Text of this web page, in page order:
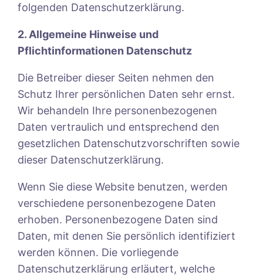
folgenden Datenschutzerklärung.
2. Allgemeine Hinweise und
Pflichtinformationen Datenschutz
Die Betreiber dieser Seiten nehmen den
Schutz Ihrer persönlichen Daten sehr ernst.
Wir behandeln Ihre personenbezogenen
Daten vertraulich und entsprechend den
gesetzlichen Datenschutzvorschriften sowie
dieser Datenschutzerklärung.
Wenn Sie diese Website benutzen, werden
verschiedene personenbezogene Daten
erhoben. Personenbezogene Daten sind
Daten, mit denen Sie persönlich identifiziert
werden können. Die vorliegende
Datenschutzerklärung erläutert, welche